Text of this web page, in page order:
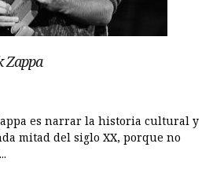
Zappa
es narrar la historia cultural y
mitad del siglo XX, porque no